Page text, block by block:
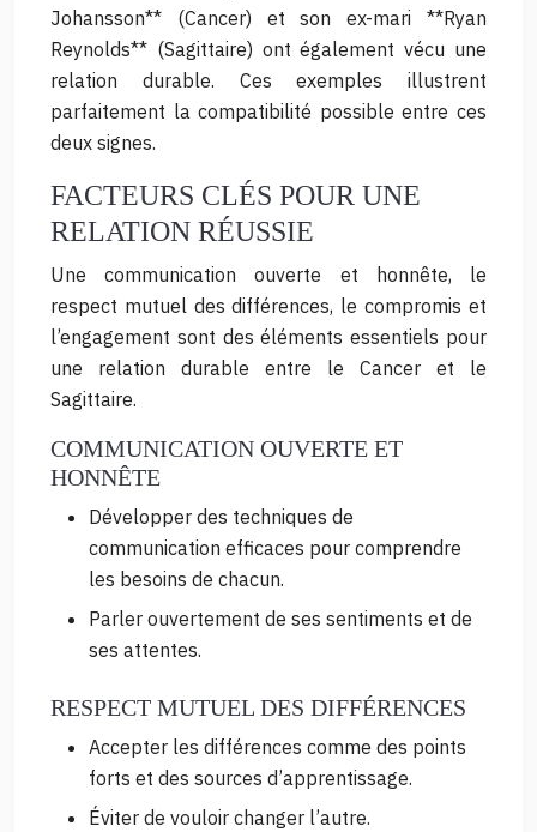
Johansson** (Cancer) et son ex-mari **Ryan
Reynolds** (Sagittaire) ont également vécu une
relation durable. Ces exemples illustrent
parfaitement la compatibilité possible entre ces
deux signes.
FACTEURS CLÉS POUR UNE
RELATION RÉUSSIE
Une communication ouverte et honnête, le
respect mutuel des différences, le compromis et
l’engagement sont des éléments essentiels pour
une relation durable entre le Cancer et le
Sagittaire.
COMMUNICATION OUVERTE ET
HONNÊTE
Développer des techniques de
communication efficaces pour comprendre
les besoins de chacun.
Parler ouvertement de ses sentiments et de
ses attentes.
RESPECT MUTUEL DES DIFFÉRENCES
Accepter les différences comme des points
forts et des sources d’apprentissage.
Éviter de vouloir changer l’autre.